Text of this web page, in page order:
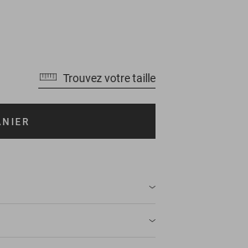
Trouvez votre taille